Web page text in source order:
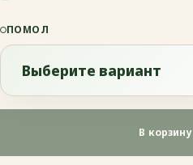
ПОМОЛ
Выберите вариант
Эспрессо
В корзину